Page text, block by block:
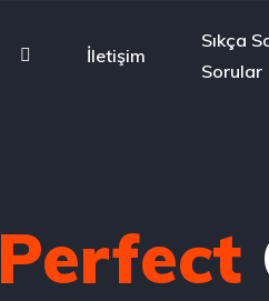
İletişim
Sıkça
Sorular
Perfect